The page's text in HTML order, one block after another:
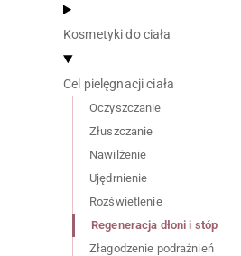
Kosmetyki do ciała
Cel pielęgnacji ciała
Oczyszczanie
Złuszczanie
Nawilżenie
Ujędrnienie
Rozświetlenie
Regeneracja dłoni i stóp
Złagodzenie podrażnień